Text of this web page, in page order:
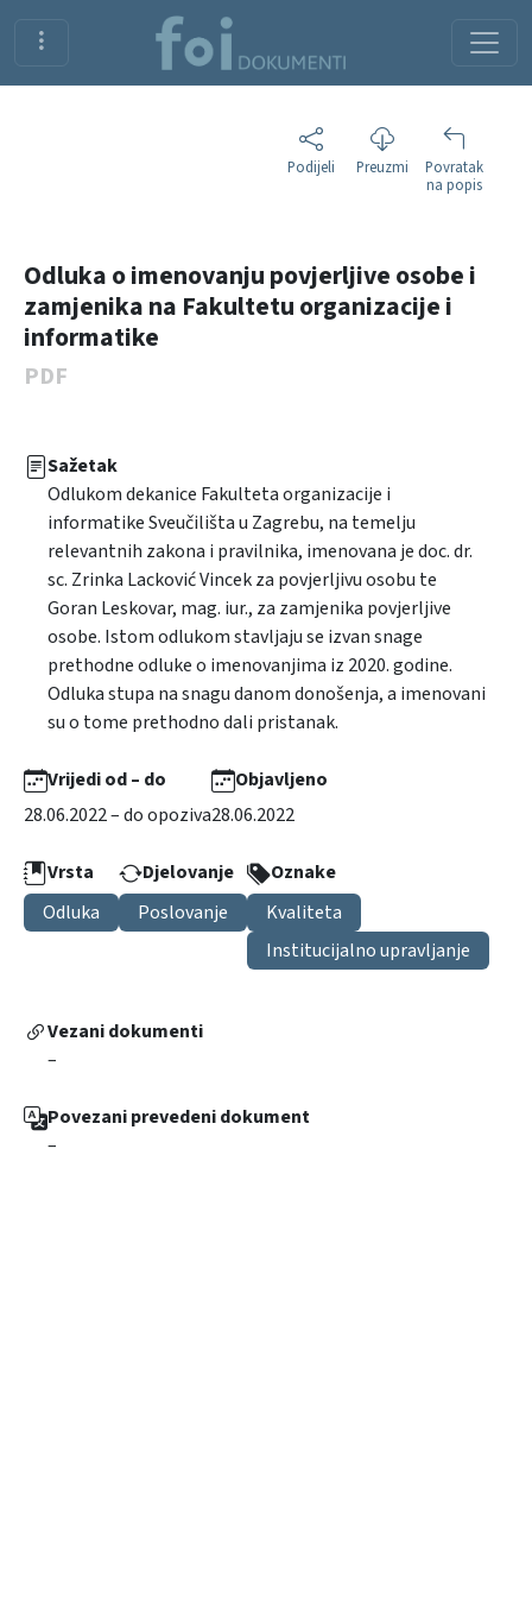
Podijeli Preuzmi
Povratak
na popis
Odluka o imenovanju povjerljive osobe i
zamjenika na Fakultetu organizacije i
informatike
PDF
Sažetak
Odlukom dekanice Fakulteta organizacije i
informatike Sveučilišta u Zagrebu, na temelju
relevantnih zakona i pravilnika, imenovana je doc. dr.
sc. Zrinka Lacković Vincek za povjerljivu osobu te
Goran Leskovar, mag. iur., za zamjenika povjerljive
osobe. Istom odlukom stavljaju se izvan snage
prethodne odluke o imenovanjima iz 2020. godine.
Odluka stupa na snagu danom donošenja, a imenovani
su o tome prethodno dali pristanak.
Vrijedi od – do
28.06.2022 – do opoziva
Objavljeno
28.06.2022
Vrsta
Odluka
Djelovanje
Poslovanje
Oznake
Kvaliteta
Institucijalno upravljanje
Vezani dokumenti
–
Povezani prevedeni dokument
–